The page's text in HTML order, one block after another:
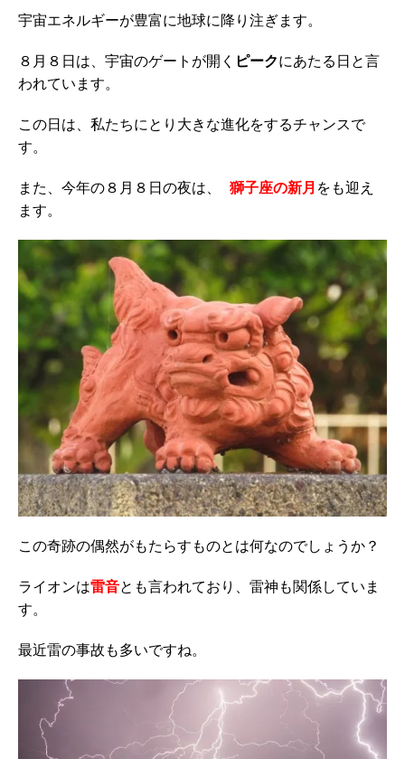
宇宙エネルギーが豊富に地球に降り注ぎます。
８月８日は、宇宙のゲートが開く ピークにあたる日と言
われています。
この日は、私たちにとり大きな進化をするチャンスで
す。
また、今年の８月８日の夜は、 獅子座の新月 をも迎え
ます。
この奇跡の偶然がもたらすものとは何なのでしょうか？
ライオンは雷音とも言われており、雷神も関係していま
す。
最近雷の事故も多いですね。